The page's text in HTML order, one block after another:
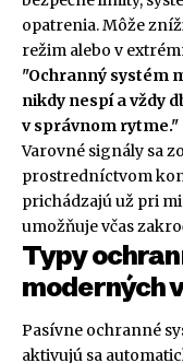
opatrenia. Môže
režim alebo v
"Ochranný systém
nikdy nespí a vždy
v správnom rytme."
Varovné signály sa
prostredníctvom
prichádzajú už pri
umožňuje včas
Typy
moderných
Pasívne ochranné
aktivujú sa